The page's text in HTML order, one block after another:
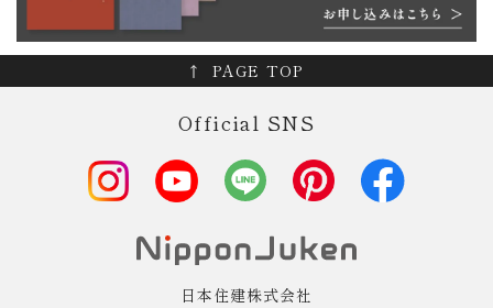
PAGE TOP
Official SNS
日本住建株式会社